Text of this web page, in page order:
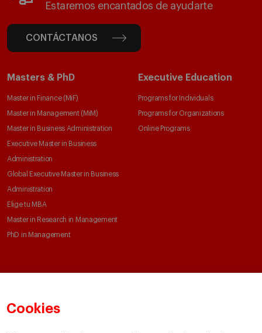
Cookies
Estaremos encantados de ayudarte
CONTÁCTANOS
Masters & PhD
Master in Finance (MiF)
Master in Management (MiM)
Master in Business Administration
Executive Master in Business
Administration
Global Executive Master in Business
Administration
Elige tu MBA
Master in Research in Management
PhD in Management
Executive Education
Programs for Individuals
Programs for Organizations
Online Programs
Departamentos académicos